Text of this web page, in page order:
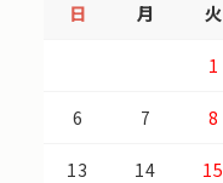
日 月 火
1
6 7 8
13 14 15